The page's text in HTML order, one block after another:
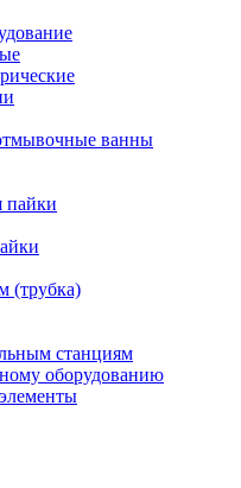
ванны
пайки
(трубка)
станциям
оборудованию